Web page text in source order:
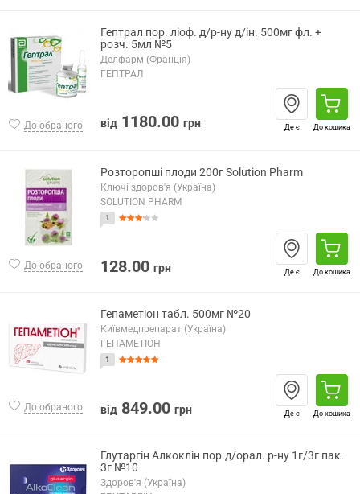
До обраного
Гептрал пор. ліоф. д/р-ну д/ін. 500мг фл. +
розч. 5мл №5
Делфарм (Франція)
ГЕПТРАЛ
від 1180.00 грн Де є До кошика
До обраного
Розторопші плоди 200г Solution Pharm
Ключі здоров'я (Україна)
SOLUTION PHARM
1
128.00 грн Де є До кошика
До обраного
Гепаметіон табл. 500мг №20
Київмедпрепарат (Україна)
ГЕПАМЕТІОН
1
від 849.00 грн Де є До кошика
Глутаргін Алкоклін пор.д/орал. р-ну 1г/3г пак.
3г №10
Здоров'я (Україна)